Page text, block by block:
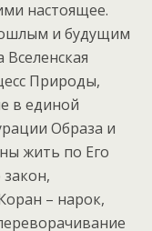
настоящее.
и будущим
Природы,
в единой
Образа и
жить по Его
– нарок,